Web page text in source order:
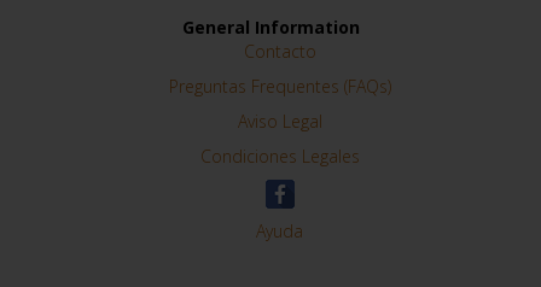
General Information
Contacto
Preguntas Frequentes (FAQs)
Aviso Legal
Condiciones Legales
Ayuda